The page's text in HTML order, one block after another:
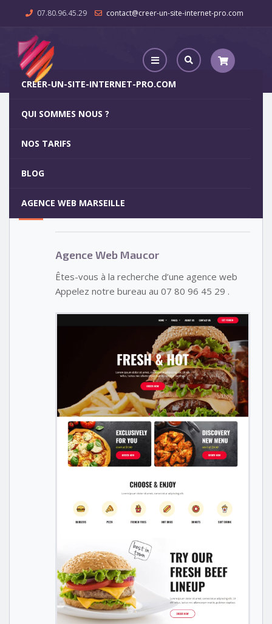
07.80.96.45.29 contact@creer-un-site-internet-pro.com
CREER-UN-SITE-INTERNET-PRO.COM
QUI SOMMES NOUS ?
NOS TARIFS
BLOG
AGENCE WEB MARSEILLE
Agence Web Maucor
5
Votre site internet pour 29€
Agence Web Maucor
Êtes-vous à la recherche d’une agence web
Appelez notre bureau au 07 80 96 45 29 .